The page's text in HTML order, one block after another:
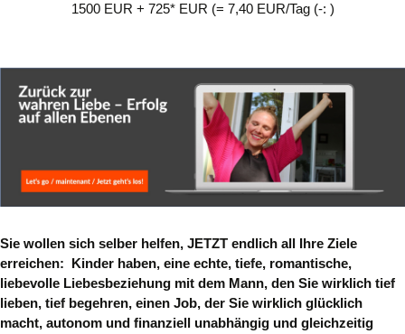
1500 EUR + 725* EUR (= 7,40 EUR/Tag (-: )
Sie wollen sich selber helfen, JETZT endlich all Ihre Ziele
erreichen:
Kinder haben, eine echte, tiefe, romantische,
liebevolle Liebesbeziehung mit dem Mann, den Sie wirklich tief
lieben, tief begehren, einen Job, der Sie wirklich glücklich
macht, autonom und finanziell unabhängig und gleichzeitig